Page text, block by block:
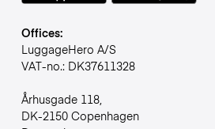
Offices:
LuggageHero A/S
VAT-no.: DK37611328
Århusgade 118,
DK-2150 Copenhagen